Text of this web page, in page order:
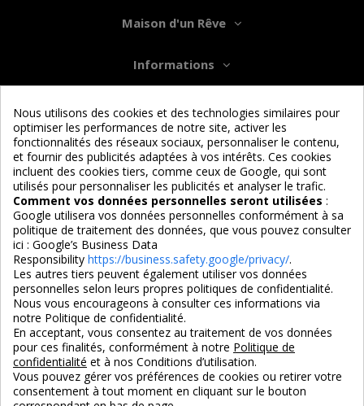
Maison d'un Rêve
Informations
Services
Nous suivre
4,7/5
3X SANS FRAIS
100% sécurisé
PAIEMENT 100% SÉCURISÉ
par CB / Amex / Virement
Nous utilisons des cookies et des technologies similaires pour
optimiser les performances de notre site, activer les
fonctionnalités des réseaux sociaux, personnaliser le contenu,
et fournir des publicités adaptées à vos intérêts. Ces cookies
incluent des cookies tiers, comme ceux de Google, qui sont
utilisés pour personnaliser les publicités et analyser le trafic.
Comment vos données personnelles seront utilisées :
Google utilisera vos données personnelles conformément à sa
politique de traitement des données, que vous pouvez consulter
ici : Google’s Business Data
Responsibility https://business.safety.google/privacy/.
Les autres tiers peuvent également utiliser vos données
personnelles selon leurs propres politiques de confidentialité.
Nous vous encourageons à consulter ces informations via
notre Politique de confidentialité.
En acceptant, vous consentez au traitement de vos données
pour ces finalités, conformément à notre Politique de
confidentialité et à nos Conditions d’utilisation.
Vous pouvez gérer vos préférences de cookies ou retirer votre
consentement à tout moment en cliquant sur le bouton